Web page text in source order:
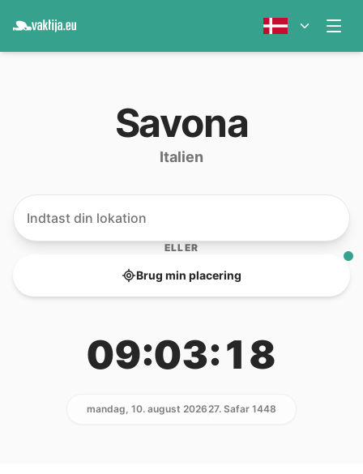
Savona
Italien
ELLER
Brug min placering
09:03:18
mandag, 10. august 202627. Safar 1448